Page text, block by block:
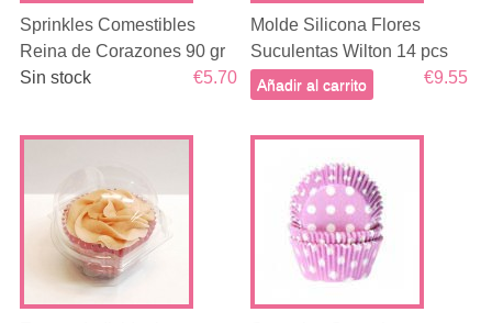
Sprinkles Comestibles
Reina de Corazones 90 gr
€5.70
Sin stock
Molde Silicona Flores
Suculentas Wilton 14 pcs
€9.55
Añadir al carrito